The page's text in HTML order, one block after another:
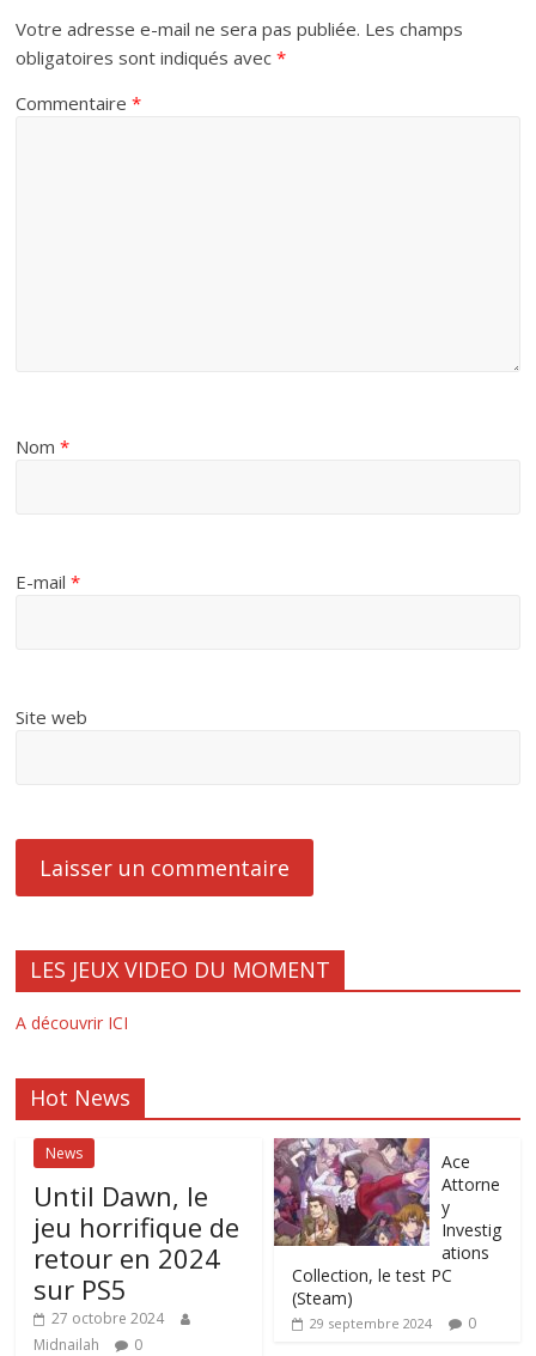
Votre adresse e-mail ne sera pas publiée. Les champs
obligatoires sont indiqués avec*
Commentaire*
Nom*
E-mail*
Site web
LES JEUX VIDEO DU MOMENT
A découvrir ICI
Hot News
News
Until Dawn, le
jeu horrifique de
retour en 2024
sur PS5
27 octobre 2024
Midnailah
0
Ace
Attorne
y
Investig
ations
Collection, le test PC
(Steam)
29 septembre 2024 0